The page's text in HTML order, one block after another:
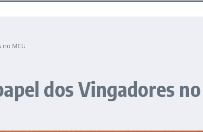
MCU
dos Vingadores no